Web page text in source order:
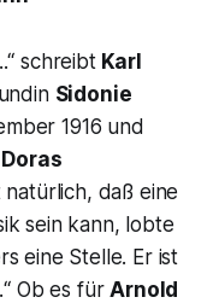
schreibtKarl
Sidonie
1916 und
daß eine
sein kann, lobte
eine Stelle. Er ist
Ob es fürArnold